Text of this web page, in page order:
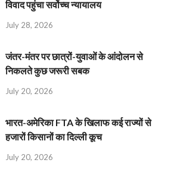
विवाद पहुंचा सर्वोच्च न्यायालय
July 28, 2026
जंतर-मंतर पर छात्रों-युवाओं के आंदोलन से
निकलते कुछ जरूरी सबक
July 20, 2026
भारत-अमेरिका FTA के खिलाफ कई राज्यों से
हजारों किसानों का दिल्ली कूच
July 20, 2026